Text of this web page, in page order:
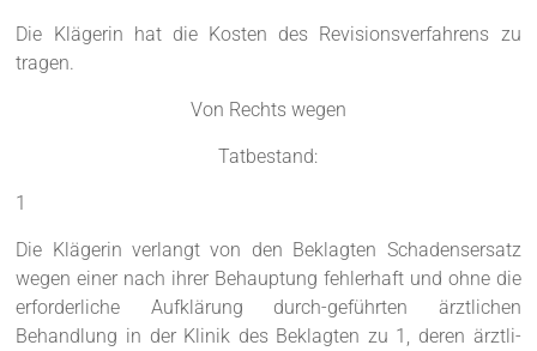
Die Klägerin hat die Kosten des Revisionsverfahrens zu
tragen.
Von Rechts wegen
Tatbestand:
1
Die Klägerin verlangt von den Beklagten Schadensersatz
wegen einer nach ihrer Behauptung fehlerhaft und ohne die
erforderliche Aufklärung durch-geführten ärztlichen
Behandlung in der Klinik des Beklagten zu 1, deren ärztli-